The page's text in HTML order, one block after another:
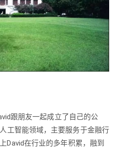
跟朋友一起成立了自己的公
工智能领域，主要服务于金融行
David在行业的多年积累，融到